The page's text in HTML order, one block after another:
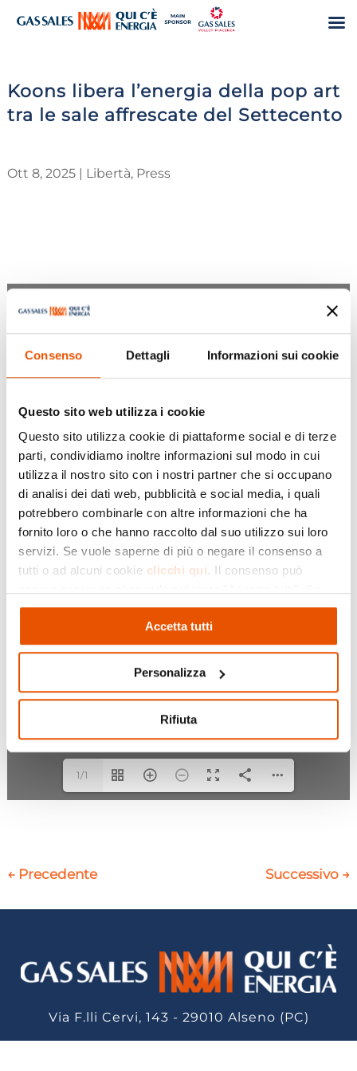
Consenso Dettagli Informazioni sui cookie
Questo sito web utilizza i cookie
Questo sito utilizza cookie di piattaforme social e di terze
parti, condividiamo inoltre informazioni sul modo in cui
utilizza il nostro sito con i nostri partner che si occupano
di analisi dei dati web, pubblicità e social media, i quali
potrebbero combinarle con altre informazioni che ha
fornito loro o che hanno raccolto dal suo utilizzo sui loro
servizi. Se vuole saperne di più o negare il consenso a
tutti o ad alcuni cookie clicchi qui. Il consenso può
non vuole i cookie di profilazione può negare il consenso
cliccando sul tasto "Rifiuta"Accetta tutti
Personalizza
Rifiuta
Koons libera l’energia della pop art
tra le sale affrescate del Settecento
Ott 8, 2025| Libertà, Press
44% ...
1/1
← Precedente Successivo →
Via F.lli Cervi, 143 - 29010 Alseno (PC)